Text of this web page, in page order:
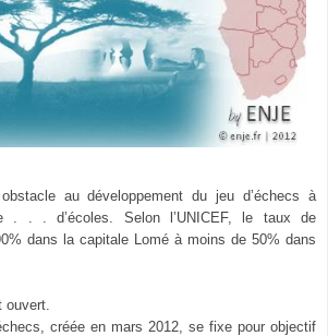
au développement du jeu d’échecs à
. . . d’écoles.
Selon l’UNICEF, le taux de
dans la capitale Lomé à moins de 50% dans
ouvert.
créée en mars 2012, se fixe pour objectif